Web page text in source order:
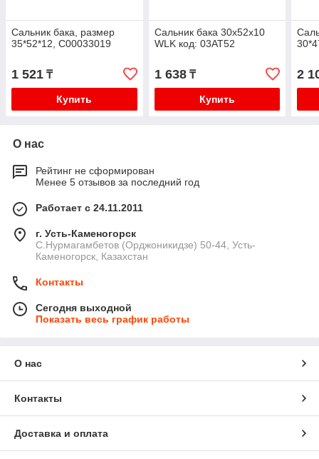
Сальник бака, размер
35*52*12, С00033019
1 521 ₸
Купить
Сальник бака 30x52x10
WLK код: 03AT52
1 638₸
Купить
2
О нас
Рейтинг не сформирован
Менее 5 отзывов за последний год
Работает с 24.11.2011
г. Усть-Каменогорск
С.Нурмагамбетов (Орджоникидзе) 50-44, Усть-
Каменогорск, Казахстан
Контакты
Сегодня выходной
Показать весь график работы
О нас
Контакты
Доставка и оплата